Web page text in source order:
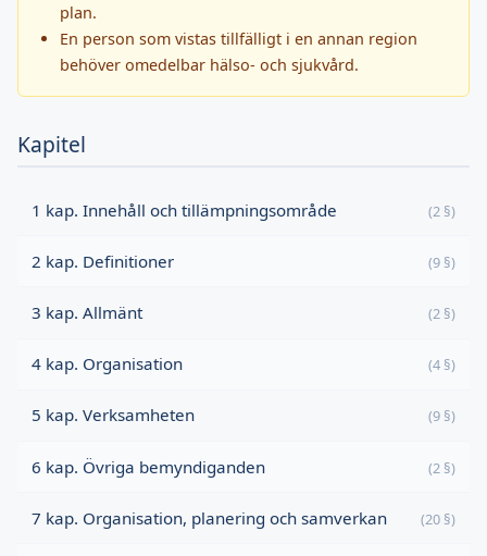
plan.
En person som vistas tillfälligt i en annan region
behöver omedelbar hälso- och sjukvård.
Kapitel
1 kap. Innehåll och tillämpningsområde (2 §)
2 kap. Definitioner (9 §)
3 kap. Allmänt (2 §)
4 kap. Organisation (4 §)
5 kap. Verksamheten (9 §)
6 kap. Övriga bemyndiganden (2 §)
7 kap. Organisation, planering och samverkan (20 §)